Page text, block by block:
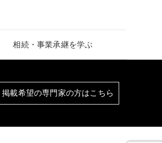
相続・事業承継を学ぶ
掲載希望の専門家の方はこちら